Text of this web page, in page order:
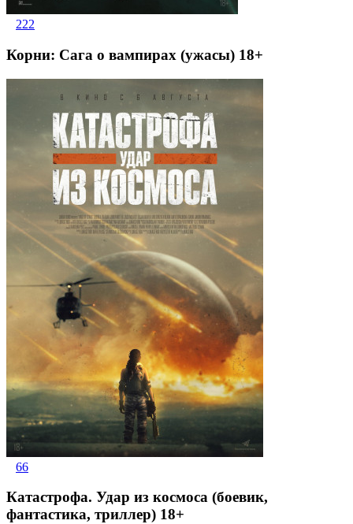
222
Корни: Сага о вампирах (ужасы) 18+
66
Катастрофа. Удар из космоса (боевик,
фантастика, триллер) 18+